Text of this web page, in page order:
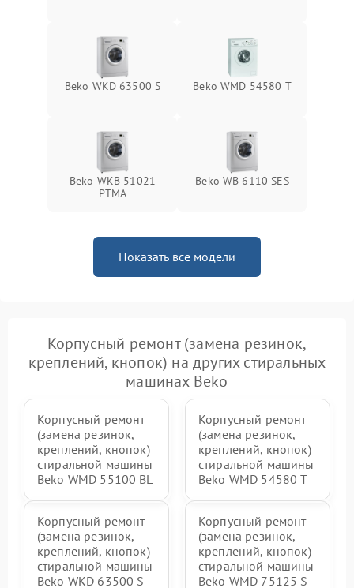
Beko WKD 63500 S Beko WMD 54580 T
Beko WKB 51021
PTМА
Beko WB 6110 SES
Показать все модели
Корпусный ремонт (замена резинок,
креплений, кнопок) на других стиральных
машинах Beko
Корпусный ремонт
(замена резинок,
креплений, кнопок)
стиральной машины
Beko WMD 55100 BL
Корпусный ремонт
(замена резинок,
креплений, кнопок)
стиральной машины
Beko WMD 54580 T
Корпусный ремонт
(замена резинок,
креплений, кнопок)
стиральной машины
Beko WKD 63500 S
Корпусный ремонт
(замена резинок,
креплений, кнопок)
стиральной машины
Beko WMD 75125 S